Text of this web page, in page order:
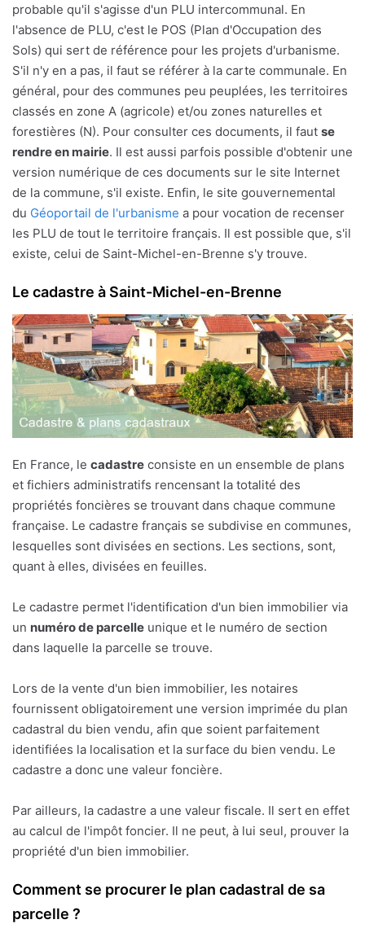
probable qu'il s'agisse d'un PLU intercommunal. En
l'absence de PLU, c'est le POS (Plan d'Occupation des
Sols) qui sert de référence pour les projets d'urbanisme.
S'il n'y en a pas, il faut se référer à la carte communale. En
général, pour des communes peu peuplées, les territoires
classés en zone A (agricole) et/ou zones naturelles et
forestières (N). Pour consulter ces documents, il faut se
rendre en mairie. Il est aussi parfois possible d'obtenir une
version numérique de ces documents sur le site Internet
de la commune, s'il existe. Enfin, le site gouvernemental
du Géoportail de l'urbanisme a pour vocation de recenser
les PLU de tout le territoire français. Il est possible que, s'il
existe, celui de Saint-Michel-en-Brenne s'y trouve.
Le cadastre à Saint-Michel-en-Brenne
En France, le cadastre consiste en un ensemble de plans
et fichiers administratifs rencensant la totalité des
propriétés foncières se trouvant dans chaque commune
française. Le cadastre français se subdivise en communes,
lesquelles sont divisées en sections. Les sections, sont,
quant à elles, divisées en feuilles.
Le cadastre permet l'identification d'un bien immobilier via
un numéro de parcelle unique et le numéro de section
dans laquelle la parcelle se trouve.
Lors de la vente d'un bien immobilier, les notaires
fournissent obligatoirement une version imprimée du plan
cadastral du bien vendu, afin que soient parfaitement
identifiées la localisation et la surface du bien vendu. Le
cadastre a donc une valeur foncière.
Par ailleurs, la cadastre a une valeur fiscale. Il sert en effet
au calcul de l'impôt foncier. Il ne peut, à lui seul, prouver la
propriété d'un bien immobilier.
Comment se procurer le plan cadastral de sa
parcelle ?